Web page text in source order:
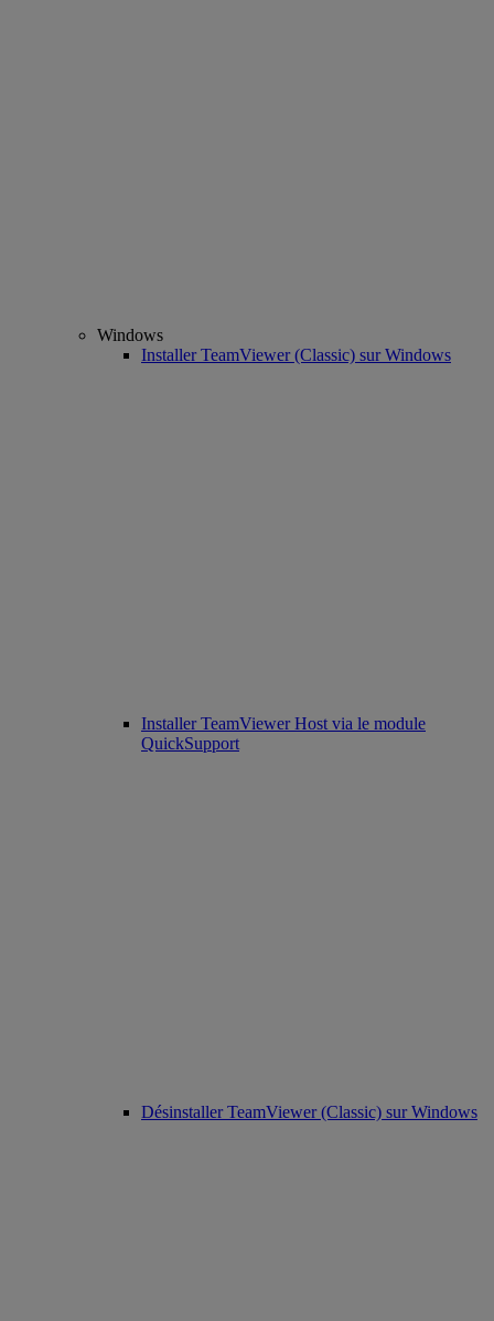
Windows
Installer TeamViewer (Classic) sur Windows
Installer TeamViewer Host via le module
QuickSupport
Désinstaller TeamViewer (Classic) sur Windows